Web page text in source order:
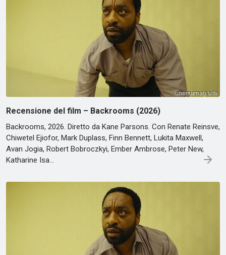
Recensione del film – Backrooms (2026)
Backrooms, 2026. Diretto da Kane Parsons. Con Renate Reinsve,
Chiwetel Ejiofor, Mark Duplass, Finn Bennett, Lukita Maxwell,
Avan Jogia, Robert Bobroczkyi, Ember Ambrose, Peter New,
Katharine Isa…